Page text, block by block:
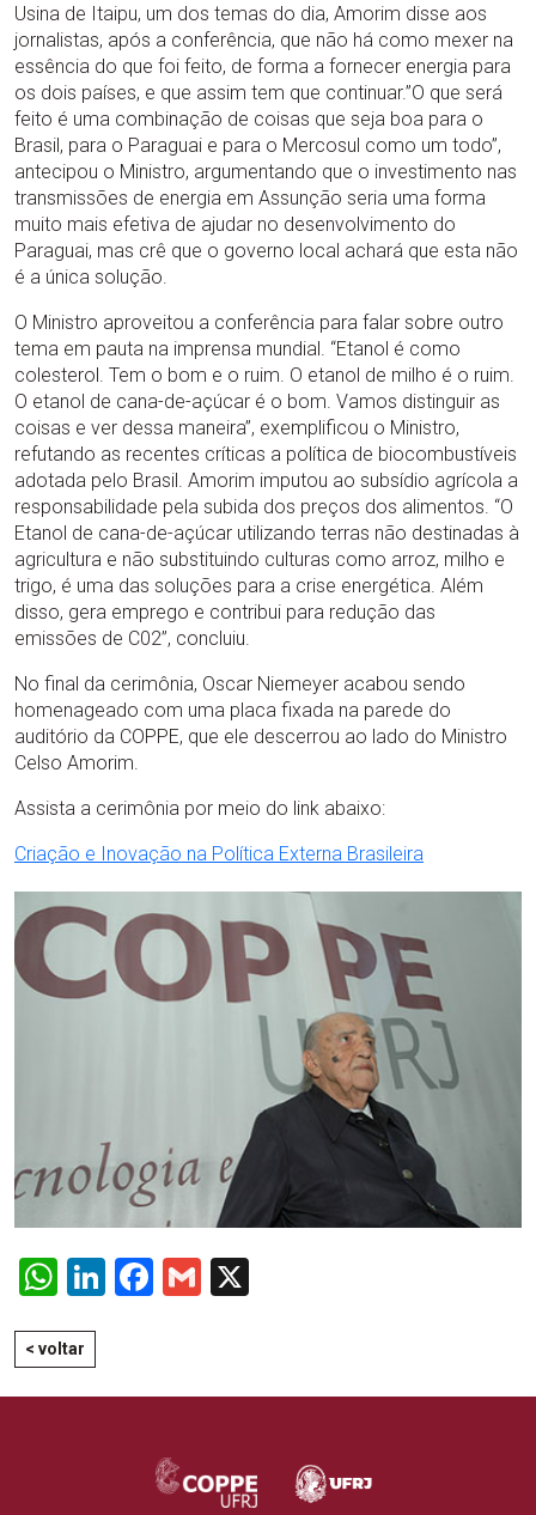
Usina de Itaipu, um dos temas do dia, Amorim disse aos
jornalistas, após a conferência, que não há como mexer na
essência do que foi feito, de forma a fornecer energia para
os dois países, e que assim tem que continuar.”O que será
feito é uma combinação de coisas que seja boa para o
Brasil, para o Paraguai e para o Mercosul como um todo”,
antecipou o Ministro, argumentando que o investimento nas
transmissões de energia em Assunção seria uma forma
muito mais efetiva de ajudar no desenvolvimento do
Paraguai, mas crê que o governo local achará que esta não
é a única solução.
O Ministro aproveitou a conferência para falar sobre outro
tema em pauta na imprensa mundial. “Etanol é como
colesterol. Tem o bom e o ruim. O etanol de milho é o ruim.
O etanol de cana-de-açúcar é o bom. Vamos distinguir as
coisas e ver dessa maneira”, exemplificou o Ministro,
refutando as recentes críticas a política de biocombustíveis
adotada pelo Brasil. Amorim imputou ao subsídio agrícola a
responsabilidade pela subida dos preços dos alimentos. “O
Etanol de cana-de-açúcar utilizando terras não destinadas à
agricultura e não substituindo culturas como arroz, milho e
trigo, é uma das soluções para a crise energética. Além
disso, gera emprego e contribui para redução das
emissões de C02”, concluiu.
No final da cerimônia, Oscar Niemeyer acabou sendo
homenageado com uma placa fixada na parede do
auditório da COPPE, que ele descerrou ao lado do Ministro
Celso Amorim.
Assista a cerimônia por meio do link abaixo:
Criação e Inovação na Política Externa Brasileira
WhatsApp
LinkedIn
Facebook
Gmail
< voltar